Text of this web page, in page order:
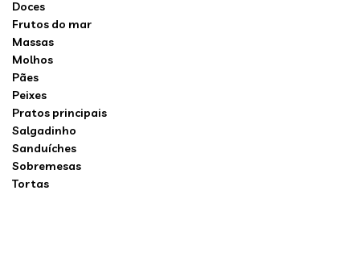
Doces
Frutos do mar
Massas
Molhos
Pães
Peixes
Pratos principais
Salgadinho
Sanduíches
Sobremesas
Tortas